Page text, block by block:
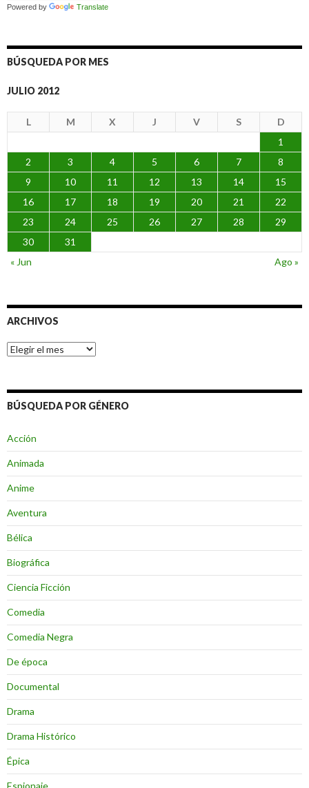
Powered by Translate
BÚSQUEDA POR MES
JULIO 2012
L M X J V S
D
1
2
3 4 5 6 7
8
9
10 11 12 13 14
15
16
17 18 19 20 21
22
23
24 25 26 27 28
29
30
31
« Jun
Ago »
ARCHIVOS
Archivos
BÚSQUEDA POR GÉNERO
Acción
Animada
Anime
Aventura
Bélica
Biográfica
Ciencia Ficción
Comedia
Comedia Negra
De época
Documental
Drama
Drama Histórico
Épica